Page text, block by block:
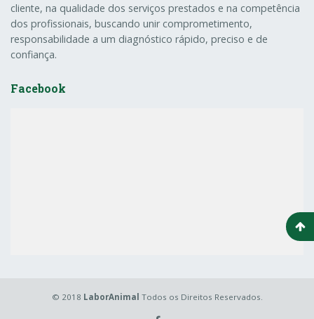
cliente, na qualidade dos serviços prestados e na competência
dos profissionais, buscando unir comprometimento,
responsabilidade a um diagnóstico rápido, preciso e de
confiança.
Facebook
© 2018 LaborAnimal Todos os Direitos Reservados.